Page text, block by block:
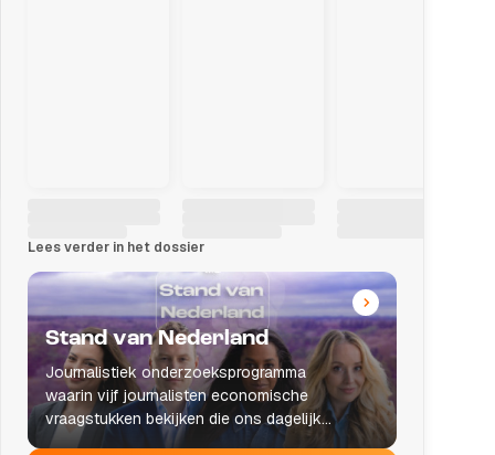
Lees verder in het dossier
Stand van Nederland
Journalistiek onderzoeksprogramma
waarin vijf journalisten economische
vraagstukken bekijken die ons dagelijks
leven raken.